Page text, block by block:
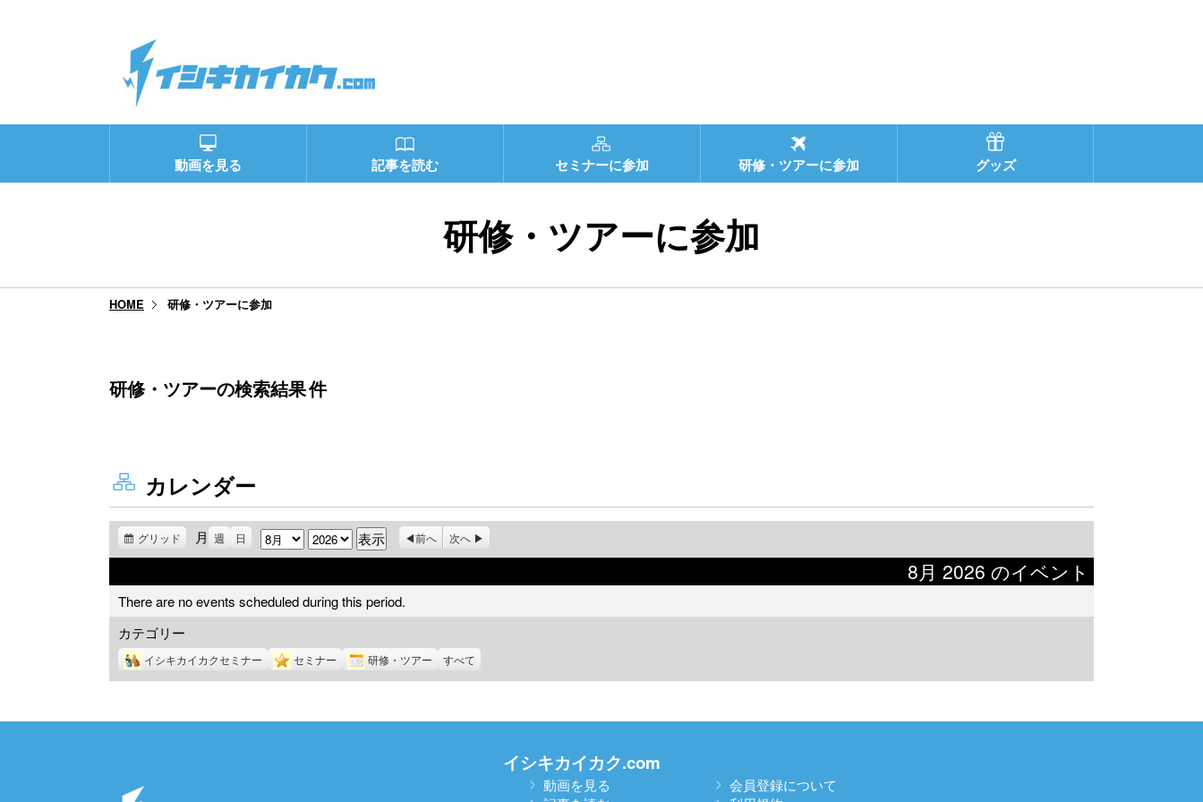
動画を見る 記事を読む セミナーに参加 研修・ツアーに参加 グッズ
研修・ツアーに参加
HOME 研修・ツアーに参加
研修・ツアーの検索結果件
カレンダー
グリッド 月 週 日 月 年 前へ 次へ
8月 2026 のイベント
There are no events scheduled during this period.
カテゴリー
イシキカイカクセミナー セミナー 研修・ツアー すべて
イシキカイカク.com
動画を見る
会員登録について